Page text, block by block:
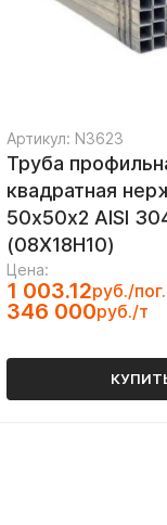
Артикул: N3623
Труба
квадратная
50х50х2 AISI
(08Х18Н10)
Цена:
1 003.12руб./
346 000руб./т